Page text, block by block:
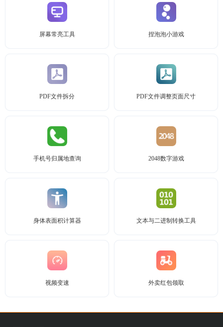
屏幕常亮工具 捏泡泡小游戏
PDF文件拆分 PDF文件调整页面尺寸
手机号归属地查询 2048数字游戏
身体表面积计算器 文本与二进制转换工具
视频变速 外卖红包领取